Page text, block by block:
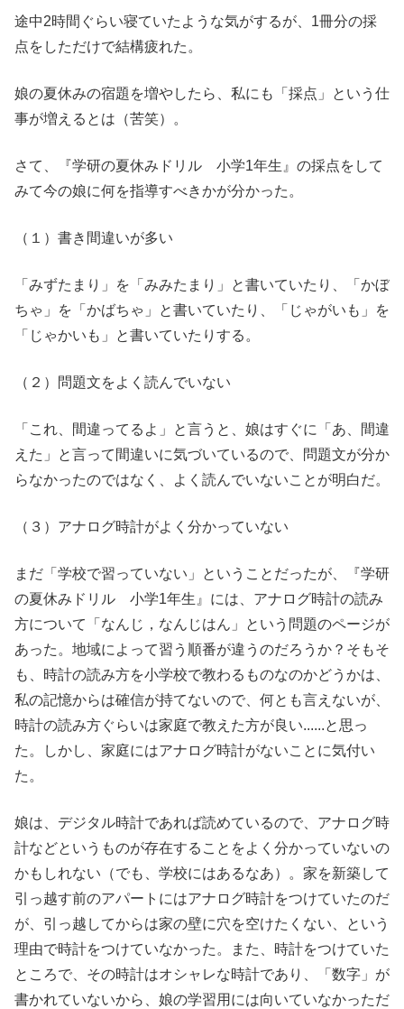
途中2時間ぐらい寝ていたような気がするが、1冊分の採
点をしただけで結構疲れた。
娘の夏休みの宿題を増やしたら、私にも「採点」という仕
事が増えるとは（苦笑）。
さて、『学研の夏休みドリル 小学1年生』の採点をして
みて今の娘に何を指導すべきかが分かった。
（１）書き間違いが多い
「みずたまり」を「みみたまり」と書いていたり、「かぼ
ちゃ」を「かばちゃ」と書いていたり、「じゃがいも」を
「じゃかいも」と書いていたりする。
（２）問題文をよく読んでいない
「これ、間違ってるよ」と言うと、娘はすぐに「あ、間違
えた」と言って間違いに気づいているので、問題文が分か
らなかったのではなく、よく読んでいないことが明白だ。
（３）アナログ時計がよく分かっていない
まだ「学校で習っていない」ということだったが、『学研
の夏休みドリル 小学1年生』には、アナログ時計の読み
方について「なんじ，なんじはん」という問題のページが
あった。地域によって習う順番が違うのだろうか？そもそ
も、時計の読み方を小学校で教わるものなのかどうかは、
私の記憶からは確信が持てないので、何とも言えないが、
時計の読み方ぐらいは家庭で教えた方が良い......と思っ
た。しかし、家庭にはアナログ時計がないことに気付い
た。
娘は、デジタル時計であれば読めているので、アナログ時
計などというものが存在することをよく分かっていないの
かもしれない（でも、学校にはあるなあ）。家を新築して
引っ越す前のアパートにはアナログ時計をつけていたのだ
が、引っ越してからは家の壁に穴を空けたくない、という
理由で時計をつけていなかった。また、時計をつけていた
ところで、その時計はオシャレな時計であり、「数字」が
書かれていないから、娘の学習用には向いていなかっただ